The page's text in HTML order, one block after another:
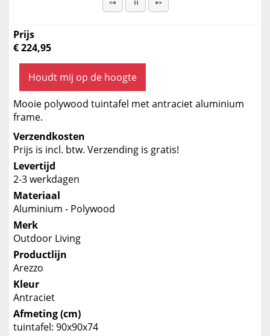
Prijs
€ 224,95
Houdt mij op de hoogte
Mooie polywood tuintafel met antraciet aluminium
frame.
Verzendkosten
Prijs is incl. btw. Verzending is gratis!
Levertijd
2-3 werkdagen
Materiaal
Aluminium - Polywood
Merk
Outdoor Living
Productlijn
Arezzo
Kleur
Antraciet
Afmeting (cm)
tuintafel: 90x90x74